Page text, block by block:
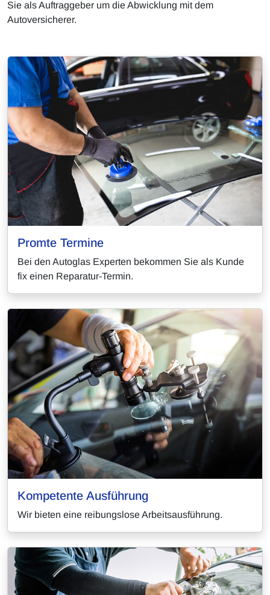
Sie als Auftraggeber um die Abwicklung mit dem
Autoversicherer.
Promte Termine
Bei den Autoglas Experten bekommen Sie als Kunde
fix einen Reparatur-Termin.
Kompetente Ausführung
Wir bieten eine reibungslose Arbeitsausführung.